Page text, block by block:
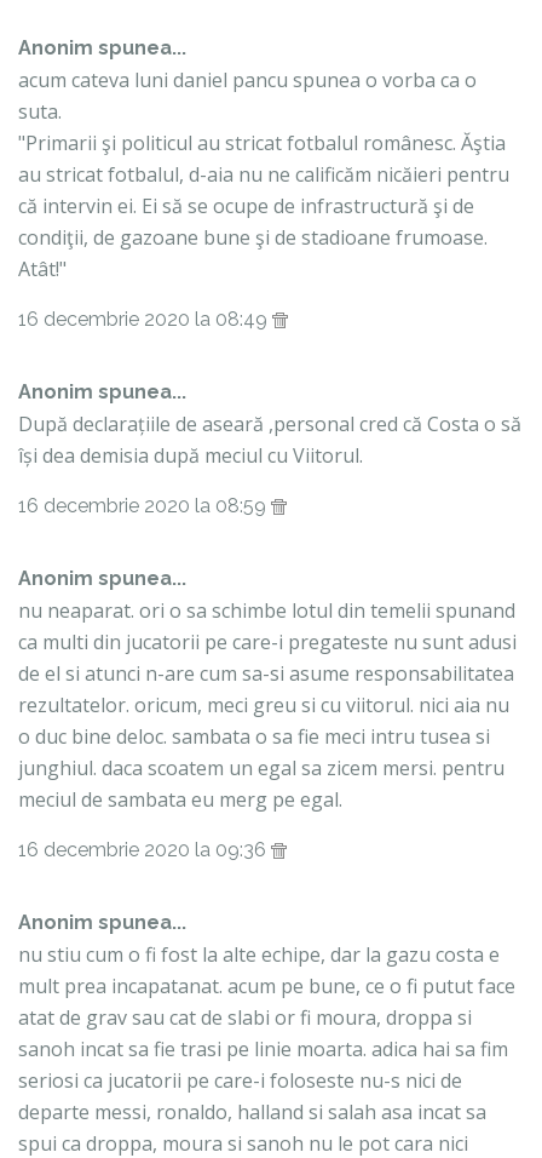
Anonim spunea...
acum cateva luni daniel pancu spunea o vorba ca o
suta.
"Primarii şi politicul au stricat fotbalul românesc. Ăştia
au stricat fotbalul, d-aia nu ne calificăm nicăieri pentru
că intervin ei. Ei să se ocupe de infrastructură şi de
condiţii, de gazoane bune şi de stadioane frumoase.
Atât!"
16 decembrie 2020 la 08:49
Anonim spunea...
După declarațiile de aseară ,personal cred că Costa o să
își dea demisia după meciul cu Viitorul.
16 decembrie 2020 la 08:59
Anonim spunea...
nu neaparat. ori o sa schimbe lotul din temelii spunand
ca multi din jucatorii pe care-i pregateste nu sunt adusi
de el si atunci n-are cum sa-si asume responsabilitatea
rezultatelor. oricum, meci greu si cu viitorul. nici aia nu
o duc bine deloc. sambata o sa fie meci intru tusea si
junghiul. daca scoatem un egal sa zicem mersi. pentru
meciul de sambata eu merg pe egal.
16 decembrie 2020 la 09:36
Anonim spunea...
nu stiu cum o fi fost la alte echipe, dar la gazu costa e
mult prea incapatanat. acum pe bune, ce o fi putut face
atat de grav sau cat de slabi or fi moura, droppa si
sanoh incat sa fie trasi pe linie moarta. adica hai sa fim
seriosi ca jucatorii pe care-i foloseste nu-s nici de
departe messi, ronaldo, halland si salah asa incat sa
spui ca droppa, moura si sanoh nu le pot cara nici